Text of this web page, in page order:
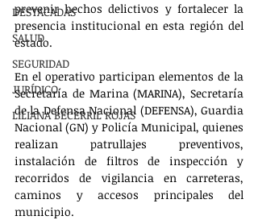
DESTACADAS
SALUD
SEGURIDAD
JURÍDICO
LILIANA BECERRIL ROJAS
prevenir hechos delictivos y fortalecer la
presencia institucional en esta región del
estado.
En el operativo participan elementos de la
Secretaría de Marina (MARINA), Secretaría
de la Defensa Nacional (DEFENSA), Guardia
Nacional (GN) y Policía Municipal, quienes
realizan patrullajes preventivos,
instalación de filtros de inspección y
recorridos de vigilancia en carreteras,
caminos y accesos principales del
municipio.